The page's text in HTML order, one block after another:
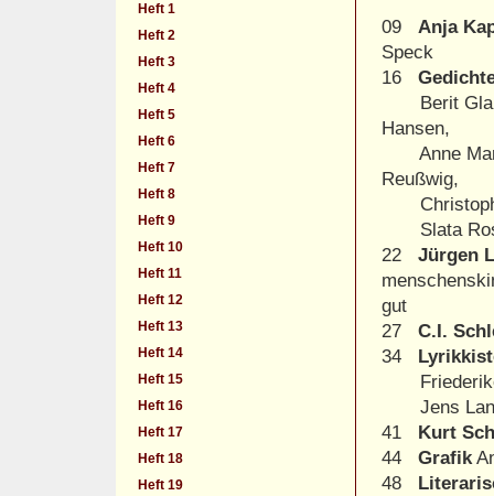
Heft 1
Heft 2
Heft 3
Heft 4
Heft 5
Heft 6
Heft 7
Heft 8
Heft 9
Heft 10
Heft 11
Heft 12
Heft 13
Heft 14
Heft 15
Heft 16
Heft 17
Heft 18
Heft 19
09 Anja
Speck
16
Berit
Hansen,
Anne
Reußwig,
Christoph
Slata
22 Jürgen
gut
27 C.I.
34
Friederike
Jens
41
Kurt
44 Grafik
48